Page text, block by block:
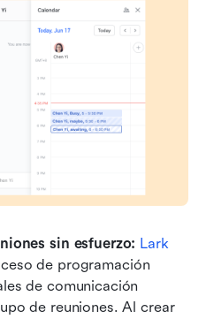
sin esfuerzo: Lark
de programación
de comunicación
de reuniones. Al crear